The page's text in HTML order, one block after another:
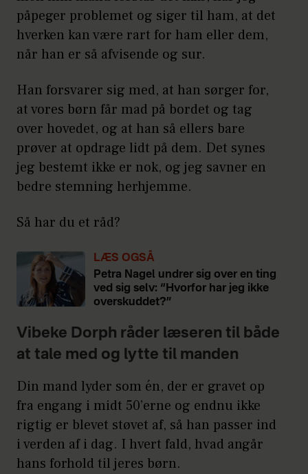
påpeger problemet og siger til ham, at det
hverken kan være rart for ham eller dem,
når han er så afvisende og sur.
Han forsvarer sig med, at han sørger for,
at vores børn får mad på bordet og tag
over hovedet, og at han så ellers bare
prøver at opdrage lidt på dem. Det synes
jeg bestemt ikke er nok, og jeg savner en
bedre stemning herhjemme.
Så har du et råd?
LÆS OGSÅ
Petra Nagel undrer sig over en ting
ved sig selv: “Hvorfor har jeg ikke
overskuddet?”
Vibeke Dorph råder læseren til både
at tale med og lytte til manden
Din mand lyder som én, der er gravet op
fra engang i midt 50’erne og endnu ikke
rigtig er blevet støvet af, så han passer ind
i verden af i dag. I hvert fald, hvad angår
hans forhold til jeres børn.